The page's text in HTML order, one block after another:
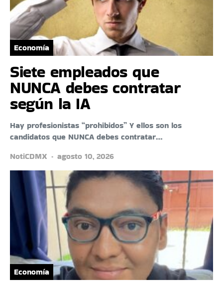
Economía
Siete empleados que
NUNCA debes contratar
según la IA
Hay profesionistas “prohibidos” Y ellos son los
candidatos que NUNCA debes contratar…
NotiCDMX
agosto 10, 2026
Economía